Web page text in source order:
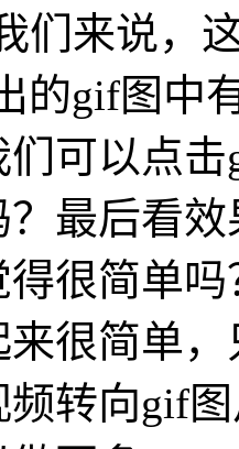
们来说，
的gif图中
可以点
？最后看
很简单
很简单
转向gif